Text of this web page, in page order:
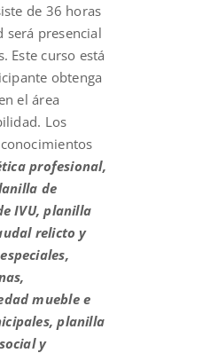
de 36 horas
será presencial
Este curso está
obtenga
el área
Los
profesional,
de
IVU, planilla
relicto y
mueble e
planilla
y